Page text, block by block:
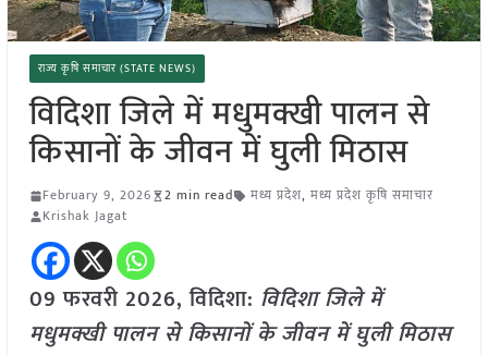
राज्य कृषि समाचार (STATE NEWS)
विदिशा जिले में मधुमक्खी पालन से
किसानों के जीवन में घुली मिठास
February 9, 2026 2 min read मध्य प्रदेश, मध्य प्रदेश कृषि समाचार
Krishak Jagat
09 फरवरी 2026,विदिशा: विदिशा जिले में
मधुमक्खी पालन से किसानों के जीवन में घुली मिठास